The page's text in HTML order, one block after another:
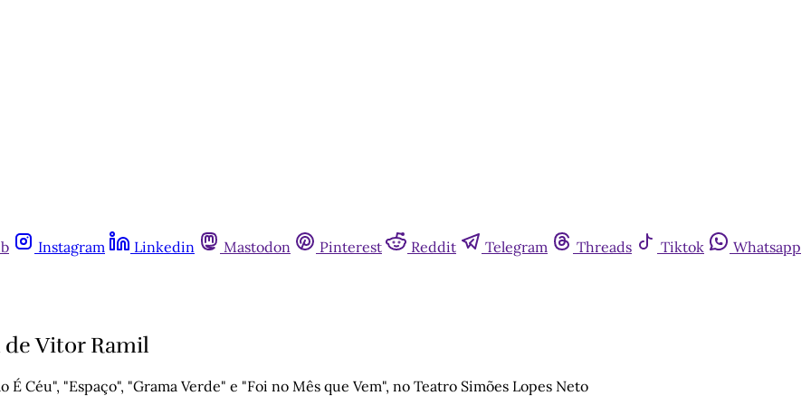
Instagram Linkedin Mastodon Pinterest Reddit Telegram Threads Tiktok Whatsapp
de Vitor Ramil
Céu", "Espaço", "Grama Verde" e "Foi no Mês que Vem", no Teatro Simões Lopes Neto